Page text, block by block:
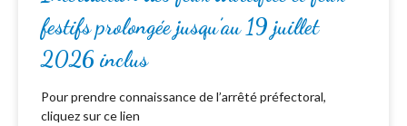
festifs prolongée jusqu’au 19 juillet
2026 inclus
Pour prendre connaissance de l’arrêté préfectoral,
cliquez sur ce lien